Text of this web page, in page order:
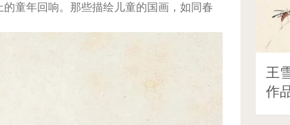
童年回响。那些描绘儿童的国画，如同春
王
作